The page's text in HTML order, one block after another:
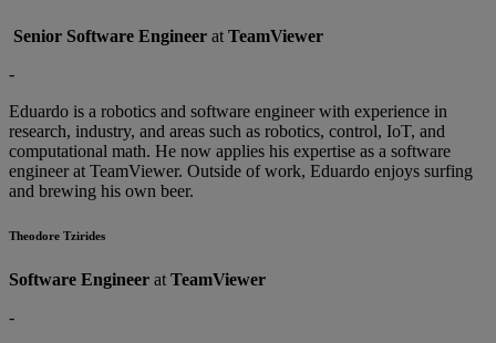
Senior Software Engineer at TeamViewer
-
Eduardo is a robotics and software engineer with experience in
research, industry, and areas such as robotics, control, IoT, and
computational math. He now applies his expertise as a software
engineer at TeamViewer. Outside of work, Eduardo enjoys surfing
and brewing his own beer.
Theodore Tzirides
Software Engineer at TeamViewer
-